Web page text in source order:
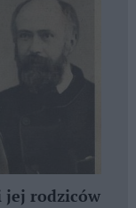
jej rodziców